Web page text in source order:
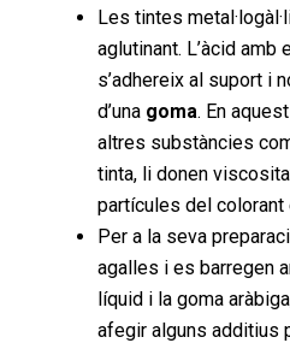
Les tintes
aglutinant. L’àcid amb
s’adhereix al suport i
d’una goma. En
altres substàncies
tinta, li donen
partícules del
Per a la seva
agalles i es barregen
líquid i la goma
afegir alguns additius